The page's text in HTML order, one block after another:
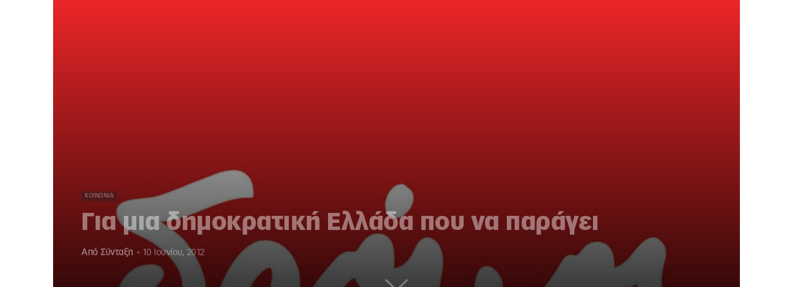
ΚΟΙΝΩΝΊΑ
Για μια δημοκρατική Ελλάδα που να παράγει
Από Σύνταξη - 10 Ιουνίου, 2012